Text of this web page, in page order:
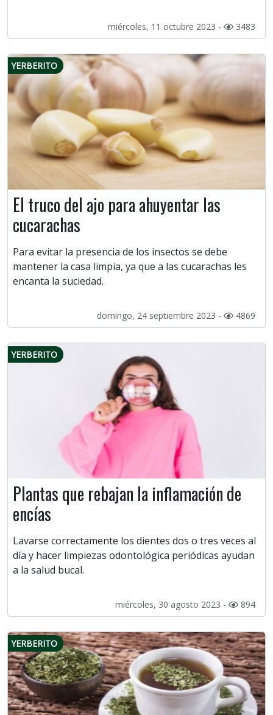
miércoles, 11 octubre 2023 - 3483
YERBERITO
El truco del ajo para ahuyentar las
cucarachas
Para evitar la presencia de los insectos se debe
mantener la casa limpia, ya que a las cucarachas les
encanta la suciedad.
domingo, 24 septiembre 2023 - 4869
YERBERITO
Plantas que rebajan la inflamación de
encías
Lavarse correctamente los dientes dos o tres veces al
día y hacer limpiezas odontológica periódicas ayudan
a la salud bucal.
miércoles, 30 agosto 2023 - 894
YERBERITO